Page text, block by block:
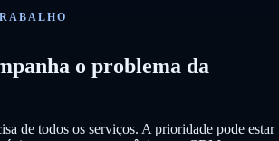
o problema da
de todos os serviços. A prioridade pode estar